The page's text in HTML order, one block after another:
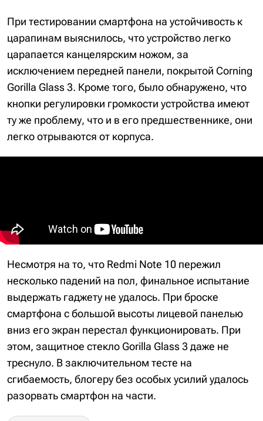
При тестировании смартфона на устойчивость к
царапинам выяснилось, что устройство легко
царапается канцелярским ножом, за
исключением передней панели, покрытой Corning
Gorilla Glass 3. Кроме того, было обнаружено, что
кнопки регулировки громкости устройства имеют
ту же проблему, что и в его предшественнике, они
легко отрываются от корпуса.
Несмотря на то, что Redmi Note 10 пережил
несколько падений на пол, финальное испытание
выдержать гаджету не удалось. При броске
смартфона с большой высоты лицевой панелью
вниз его экран перестал функционировать. При
этом, защитное стекло Gorilla Glass 3 даже не
треснуло. В заключительном тесте на
сгибаемость, блогеру без особых усилий удалось
разорвать смартфон на части.